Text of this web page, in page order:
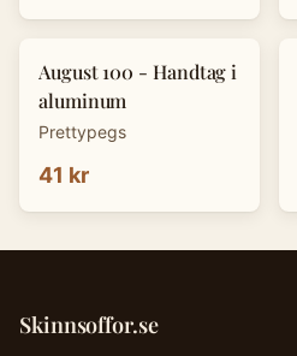
August 100 - Handtag i
aluminum
Prettypegs
41 kr
Skinnsoffor.se